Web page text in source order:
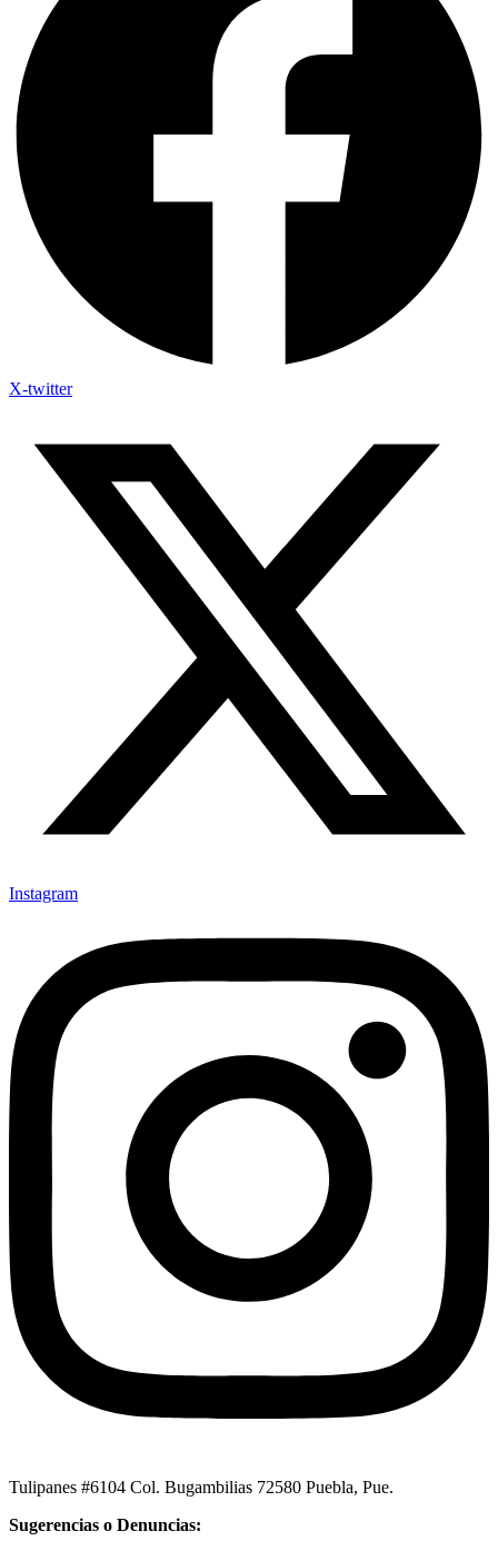
X-twitter
Instagram
Tulipanes #6104 Col. Bugambilias 72580 Puebla, Pue.
Sugerencias o Denuncias: